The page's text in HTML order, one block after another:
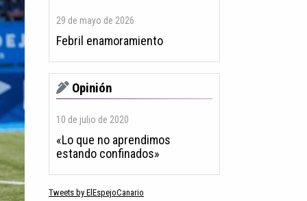
29 de mayo de 2026
Febril enamoramiento
Opinión
10 de julio de 2020
«Lo que no aprendimos
estando confinados»
Tweets by ElEspejoCanario